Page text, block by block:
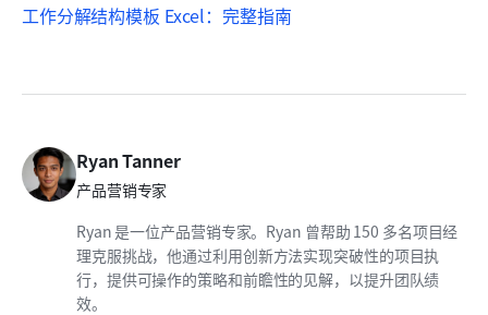
工作分解结构模板 Excel：完整指南
Ryan Tanner
产品营销专家
Ryan 是一位产品营销专家。Ryan 曾帮助 150 多名项目经
理克服挑战，他通过利用创新方法实现突破性的项目执
行，提供可操作的策略和前瞻性的见解，以提升团队绩
效。